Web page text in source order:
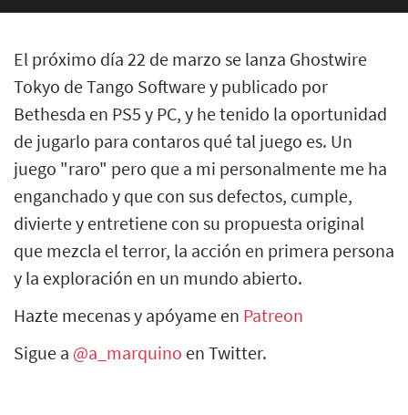
El próximo día 22 de marzo se lanza Ghostwire
Tokyo de Tango Software y publicado por
Bethesda en PS5 y PC, y he tenido la oportunidad
de jugarlo para contaros qué tal juego es. Un
juego "raro" pero que a mi personalmente me ha
enganchado y que con sus defectos, cumple,
divierte y entretiene con su propuesta original
que mezcla el terror, la acción en primera persona
y la exploración en un mundo abierto.
Hazte mecenas y apóyame en Patreon
Sigue a @a_marquino en Twitter.